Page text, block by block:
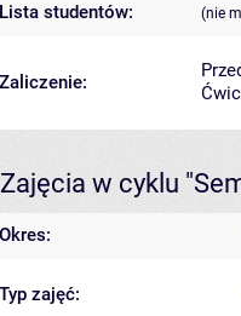
Lista studentów: (nie
Zaliczenie:
Zajęcia w cyklu
Okres:
Typ zajęć: